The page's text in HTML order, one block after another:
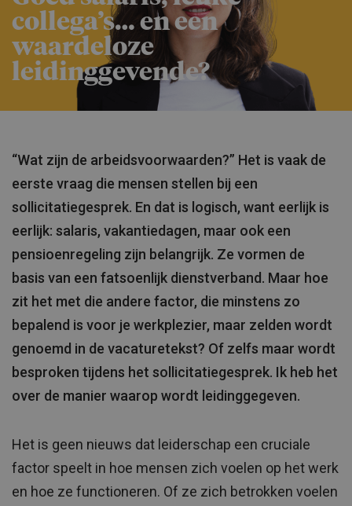
collega’s… en een
waardeloze
leidinggevende?
“Wat zijn de arbeidsvoorwaarden?” Het is vaak de
eerste vraag die mensen stellen bij een
sollicitatiegesprek. En dat is logisch, want eerlijk is
eerlijk: salaris, vakantiedagen, maar ook een
pensioenregeling zijn belangrijk. Ze vormen de
basis van een fatsoenlijk dienstverband. Maar hoe
zit het met die andere factor, die minstens zo
bepalend is voor je werkplezier, maar zelden wordt
genoemd in de vacaturetekst? Of zelfs maar wordt
besproken tijdens het sollicitatiegesprek. Ik heb het
over de manier waarop wordt leidinggegeven.
Het is geen nieuws dat leiderschap een cruciale
factor speelt in hoe mensen zich voelen op het werk
en hoe ze functioneren. Of ze zich betrokken voelen